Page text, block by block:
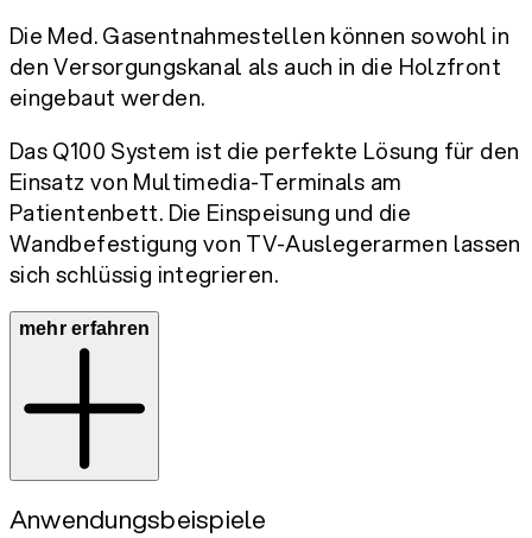
Die Med. Gasentnahmestellen können sowohl in
den Versorgungskanal als auch in die Holzfront
eingebaut werden.
Das Q100 System ist die perfekte Lösung für den
Einsatz von Multimedia-Terminals am
Patientenbett. Die Einspeisung und die
Wandbefestigung von TV-Auslegerarmen lassen
sich schlüssig integrieren.
mehr erfahren
Anwendungsbeispiele